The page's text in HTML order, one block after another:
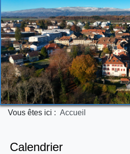
Vous êtes ici : Accueil
Calendrier